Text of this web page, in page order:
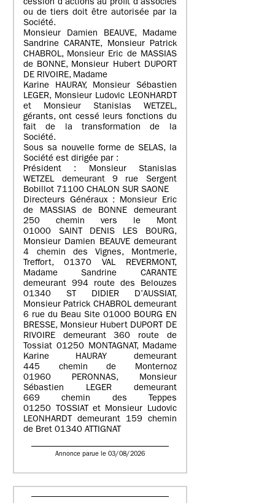
cession d’actions au profit d’associés
ou de tiers doit être autorisée par la
Société.
Monsieur Damien BEAUVE, Madame
Sandrine CARANTE, Monsieur Patrick
CHABROL, Monsieur Eric de MASSIAS
de BONNE, Monsieur Hubert DUPORT
DE RIVOIRE, Madame
Karine HAURAY, Monsieur Sébastien
LEGER, Monsieur Ludovic LEONHARDT
et Monsieur Stanislas WETZEL,
gérants, ont cessé leurs fonctions du
fait de la transformation de la
Société.
Sous sa nouvelle forme de SELAS, la
Société est dirigée par :
Président : Monsieur Stanislas
WETZEL demeurant 9 rue Sergent
Bobillot 71100 CHALON SUR SAONE
Directeurs Généraux : Monsieur Eric
de MASSIAS de BONNE demeurant
250 chemin vers le Mont
01000 SAINT DENIS LES BOURG,
Monsieur Damien BEAUVE demeurant
4 chemin des Vignes, Montmerle,
Treffort, 01370 VAL REVERMONT,
Madame Sandrine CARANTE
demeurant 994 route des Belouzes
01340 ST DIDIER D’AUSSIAT,
Monsieur Patrick CHABROL demeurant
6 rue du Beau Site 01000 BOURG EN
BRESSE, Monsieur Hubert DUPORT DE
RIVOIRE demeurant 360 route de
Tossiat 01250 MONTAGNAT, Madame
Karine HAURAY demeurant
445 chemin de Monternoz
01960 PERONNAS, Monsieur
Sébastien LEGER demeurant
669 chemin des Teppes
01250 TOSSIAT et Monsieur Ludovic
LEONHARDT demeurant 159 chemin
de Bret 01340 ATTIGNAT
Annonce parue le 03/08/2026